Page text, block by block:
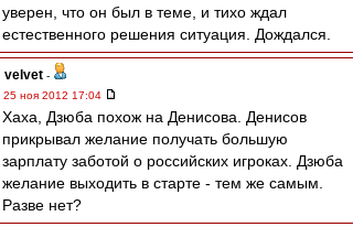
уверен, что он был в теме, и тихо ждал
естественного решения ситуация. Дождался.
velvet -
25 ноя 2012 17:04
Хаха, Дзюба похож на Денисова. Денисов
прикрывал желание получать большую
зарплату заботой о российских игроках. Дзюба
желание выходить в старте - тем же самым.
Разве нет?